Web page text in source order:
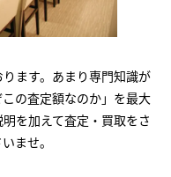
ます。あまり専門知識が
の査定額なのか」を最大
を加えて査定・買取をさ
ませ。